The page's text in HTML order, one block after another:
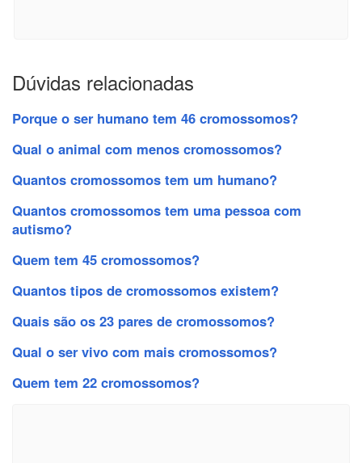
Dúvidas relacionadas
Porque o ser humano tem 46 cromossomos?
Qual o animal com menos cromossomos?
Quantos cromossomos tem um humano?
Quantos cromossomos tem uma pessoa com
autismo?
Quem tem 45 cromossomos?
Quantos tipos de cromossomos existem?
Quais são os 23 pares de cromossomos?
Qual o ser vivo com mais cromossomos?
Quem tem 22 cromossomos?